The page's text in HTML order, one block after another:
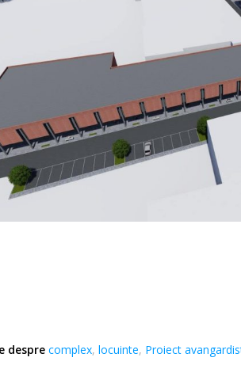
despre complex, locuinte, Proiect